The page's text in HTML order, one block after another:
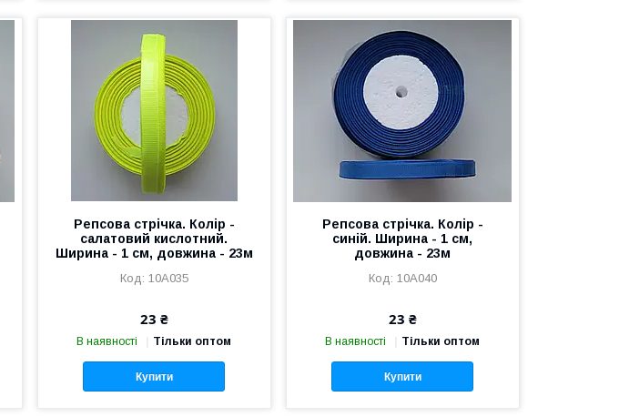
Репсова стрічка. Колір -
салатовий кислотний.
Ширина - 1 см, довжина - 23м
10А035
23 ₴
В наявності Тільки оптом
Купити
Репсова стрічка. Колір -
синій. Ширина - 1 см,
довжина - 23м
10А040
23 ₴
В наявності Тільки оптом
Купити